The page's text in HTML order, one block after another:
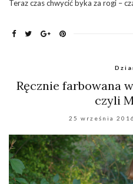
Teraz czas chwycić byka za rogi –
Ręcznie farbowana
czyli
25 września 2016